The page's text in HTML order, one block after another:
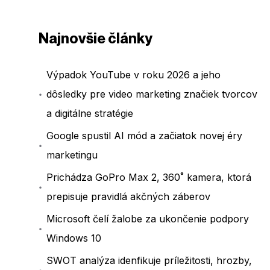
Najnovšie články
Výpadok YouTube v roku 2026 a jeho
dôsledky pre video marketing značiek tvorcov
a digitálne stratégie
Google spustil AI mód a začiatok novej éry
marketingu
Prichádza GoPro Max 2, 360˚ kamera, ktorá
prepisuje pravidlá akčných záberov
Microsoft čelí žalobe za ukončenie podpory
Windows 10
SWOT analýza idenfikuje príležitosti, hrozby,